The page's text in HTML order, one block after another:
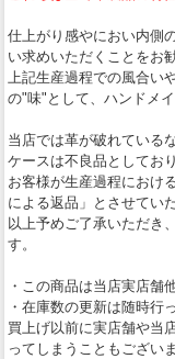
仕上がり感やにおい内側
い求めいただくことをお
上記生産過程での風合い
の"味"として、ハンドメ
当店では革が破れている
ケースは不良品としてお
お客様が生産過程におけ
による返品」とさせてい
以上予めご了承いただき
す。
・この商品は当店実店舗
・在庫数の更新は随時行
買上げ以前に実店舗や当
ってしまうこともございま